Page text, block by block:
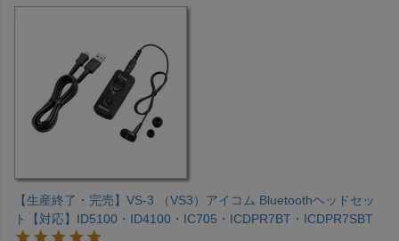
【生産終了・完売】VS-3 （VS3）アイコム Bluetoothヘッドセッ
ト【対応】ID5100・ID4100・IC705・ICDPR7BT・ICDPR7SBT